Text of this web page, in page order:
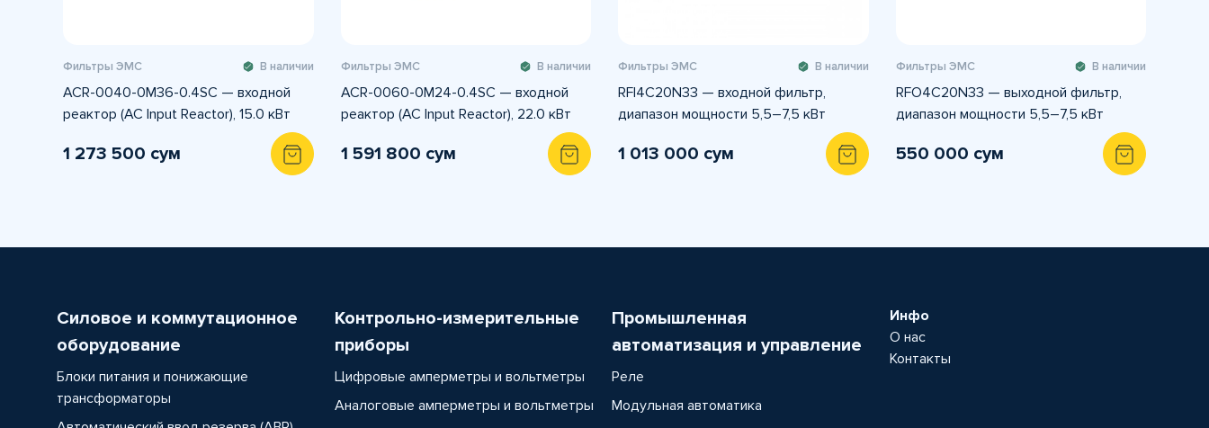
Фильтры ЭМС В наличии
ACR-0040-0M36-0.4SC — входной
реактор (AC Input Reactor), 15.0 кВт
1 273 500 сум
Фильтры ЭМС В наличии
ACR-0060-0M24-0.4SC — входной
реактор (AC Input Reactor), 22.0 кВт
1 591 800 сум
Фильтры ЭМС В наличии
RFI4C20N33 — входной фильтр,
диапазон мощности 5,5–7,5 кВт
1 013 000 сум
Фильтры ЭМС В наличии
RFO4C20N33 — выходной фильтр,
диапазон мощности 5,5–7,5 кВт
550 000 сум
Силовое и коммутационное
оборудование
Блоки питания и понижающие
трансформаторы
Контрольно-измерительные
приборы
Цифровые амперметры и вольтметры
Аналоговые амперметры и вольтметры
Промышленная
автоматизация и управление
Реле
Модульная автоматика
Инфо
О нас
Контакты